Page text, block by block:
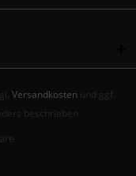
Versandkosten und ggf.
beschrieben